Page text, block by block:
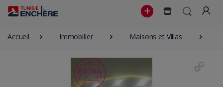
Accueil Immobilier Maisons et Villas